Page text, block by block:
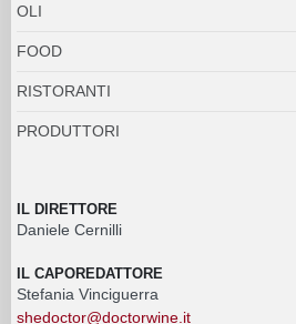
OLI
FOOD
RISTORANTI
PRODUTTORI
IL DIRETTORE
Daniele Cernilli
IL CAPOREDATTORE
Stefania Vinciguerra
shedoctor@doctorwine.it